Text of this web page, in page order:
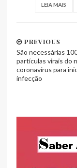
LEIA MAIS
PREVIOUS
São necessárias
partículas virais do
coronavírus para
infecção